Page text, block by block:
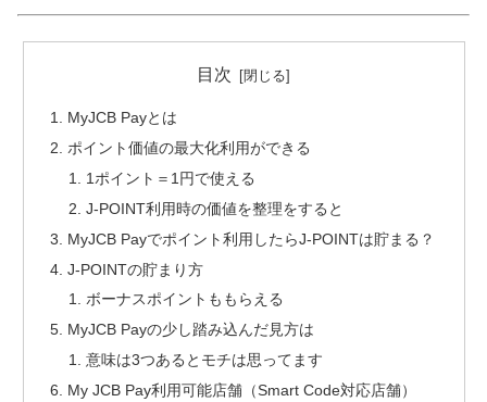
目次
MyJCB Payとは
ポイント価値の最大化利用ができる
1ポイント＝1円で使える
J-POINT利用時の価値を整理をすると
MyJCB Payでポイント利用したらJ-POINTは貯まる？
J-POINTの貯まり方
ボーナスポイントももらえる
MyJCB Payの少し踏み込んだ見方は
意味は3つあるとモチは思ってます
My JCB Pay利用可能店舗（Smart Code対応店舗）